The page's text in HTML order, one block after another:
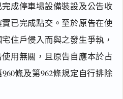
成停車場設備裝設及公告收
已完成點交。至於原告在使
住戶侵入而與之發生爭執，
用無關，且原告自應本於占
條及第962條規定自行排除